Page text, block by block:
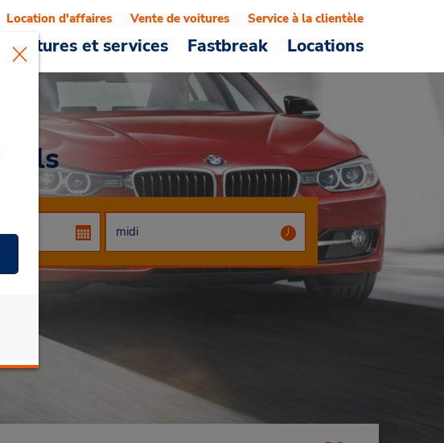
Voitures et services Fastbreak Locations
Location d'affaires Vente de voitures Service à la clientèle